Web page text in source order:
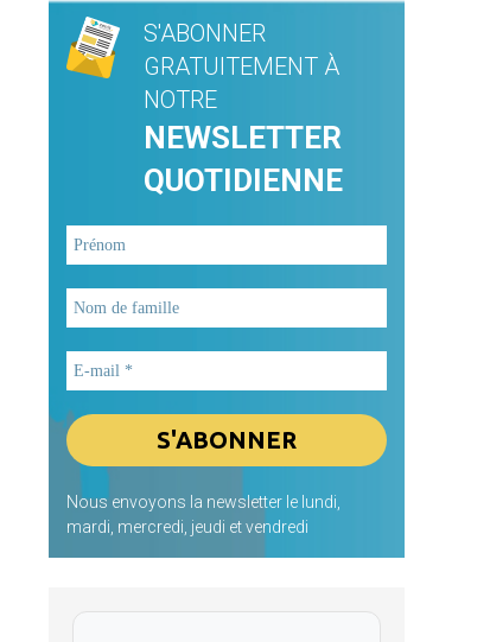
S'ABONNER
GRATUITEMENT À
NOTRE
NEWSLETTER
QUOTIDIENNE
Nous envoyons la newsletter le lundi,
mardi, mercredi, jeudi et vendredi